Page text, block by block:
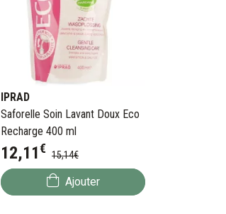
IPRAD
Saforelle Soin Lavant Doux Eco
Recharge 400 ml
12,11€ 15,14€
Ajouter